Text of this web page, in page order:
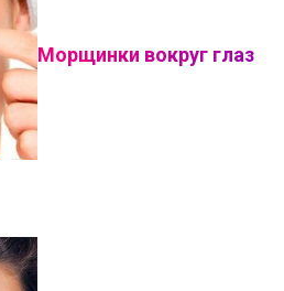
Морщинки вокруг глаз